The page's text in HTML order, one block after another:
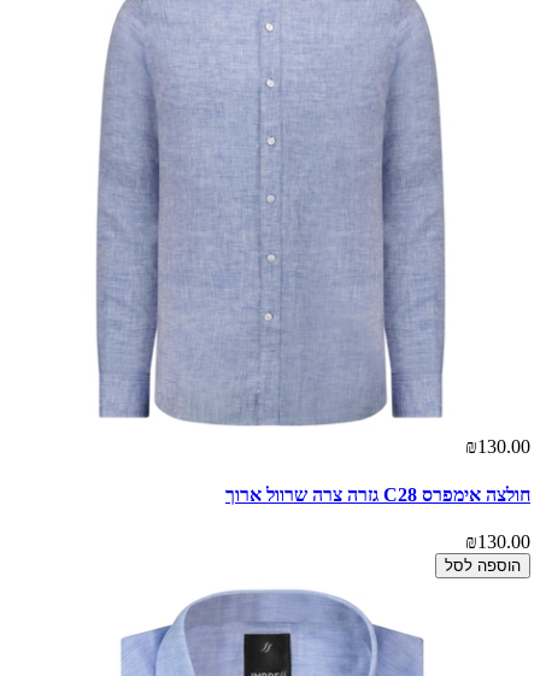
₪130.00
חולצה אימפרס C28 גזרה צרה שרוול ארוך
₪130.00
הוספה לסל